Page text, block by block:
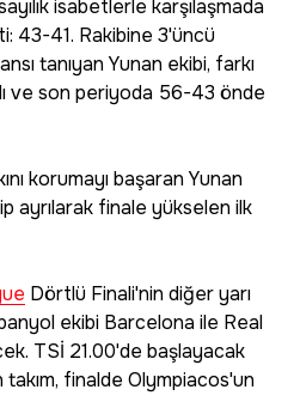
isabetlerle karşılaşmada
43-41. Rakibine 3'üncü
tanıyan Yunan ekibi, farkı
ve son periyoda 56-43 önde
korumayı başaran Yunan
ayrılarak finale yükselen ilk
Dörtlü Finali'nin diğer yarı
ekibi Barcelona ile Real
TSİ 21.00'de başlayacak
takım, finalde Olympiacos'un